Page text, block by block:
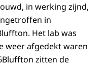
in werking zijnd,
in
Het lab was
weer afgedekt waren
zitten de